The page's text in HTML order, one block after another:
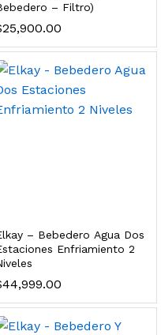
– Filtro)
25,900.00
– Bebedero Agua Dos
Enfriamiento 2
44,999.00
Pines